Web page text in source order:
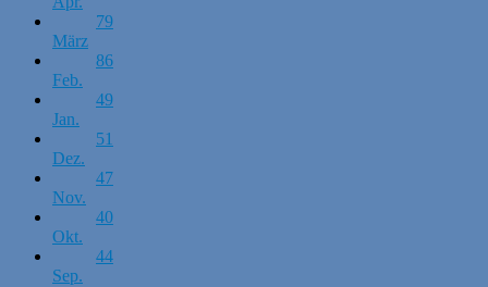
79
März
86
Feb.
49
Jan.
51
Dez.
47
Nov.
40
Okt.
44
Sep.